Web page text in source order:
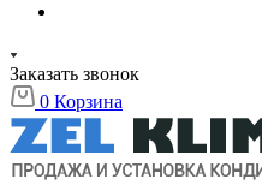
Заказать звонок
0 Корзина